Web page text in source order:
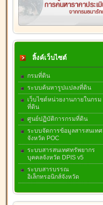
ลิ้งค์เว็บไซต์
กรมที่ดิน
ระบบค้นหารูปแปลงที่ดิน
เว็บไซต์หน่วยงานภายในกรม
ที่ดิน
ศูนย์ปฏิบัติการกรมที่ดิน
ระบบจัดการข้อมูลสารสนเทศ
จังหวัด POC
ระบบสารสนเทศทรัพยากร
บุคคลจังหวัด DPIS v5
ระบบสารบรรณ
อิเล็กทรอนิกส์จังหวัด